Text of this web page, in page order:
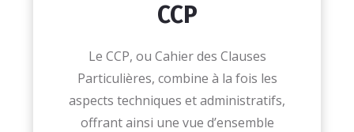
CCP
Le CCP, ou Cahier des Clauses
Particulières, combine à la fois les
aspects techniques et administratifs,
offrant ainsi une vue d’ensemble